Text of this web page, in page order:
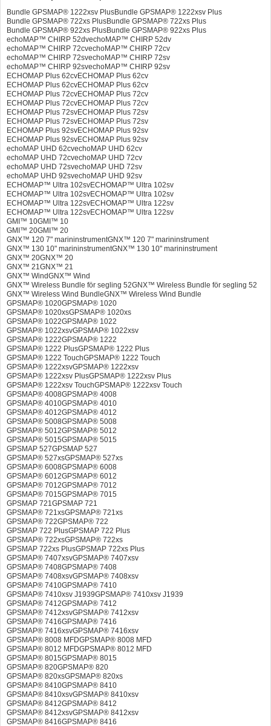
Bundle GPSMAP® 1222xsv PlusBundle GPSMAP® 1222xsv Plus
Bundle GPSMAP® 722xs PlusBundle GPSMAP® 722xs Plus
Bundle GPSMAP® 922xs PlusBundle GPSMAP® 922xs Plus
echoMAP™ CHIRP 52dvechoMAP™ CHIRP 52dv
echoMAP™ CHIRP 72cvechoMAP™ CHIRP 72cv
echoMAP™ CHIRP 72svechoMAP™ CHIRP 72sv
echoMAP™ CHIRP 92svechoMAP™ CHIRP 92sv
ECHOMAP Plus 62cvECHOMAP Plus 62cv
ECHOMAP Plus 62cvECHOMAP Plus 62cv
ECHOMAP Plus 72cvECHOMAP Plus 72cv
ECHOMAP Plus 72cvECHOMAP Plus 72cv
ECHOMAP Plus 72svECHOMAP Plus 72sv
ECHOMAP Plus 72svECHOMAP Plus 72sv
ECHOMAP Plus 92svECHOMAP Plus 92sv
ECHOMAP Plus 92svECHOMAP Plus 92sv
echoMAP UHD 62cvechoMAP UHD 62cv
echoMAP UHD 72cvechoMAP UHD 72cv
echoMAP UHD 72svechoMAP UHD 72sv
echoMAP UHD 92svechoMAP UHD 92sv
ECHOMAP™ Ultra 102svECHOMAP™ Ultra 102sv
ECHOMAP™ Ultra 102svECHOMAP™ Ultra 102sv
ECHOMAP™ Ultra 122svECHOMAP™ Ultra 122sv
ECHOMAP™ Ultra 122svECHOMAP™ Ultra 122sv
GMI™ 10GMI™ 10
GMI™ 20GMI™ 20
GNX™ 120 7" marininstrumentGNX™ 120 7" marininstrument
GNX™ 130 10" marininstrumentGNX™ 130 10" marininstrument
GNX™ 20GNX™ 20
GNX™ 21GNX™ 21
GNX™ WindGNX™ Wind
GNX™ Wireless Bundle för segling 52GNX™ Wireless Bundle för segling 52
GNX™ Wireless Wind BundleGNX™ Wireless Wind Bundle
GPSMAP® 1020GPSMAP® 1020
GPSMAP® 1020xsGPSMAP® 1020xs
GPSMAP® 1022GPSMAP® 1022
GPSMAP® 1022xsvGPSMAP® 1022xsv
GPSMAP® 1222GPSMAP® 1222
GPSMAP® 1222 PlusGPSMAP® 1222 Plus
GPSMAP® 1222 TouchGPSMAP® 1222 Touch
GPSMAP® 1222xsvGPSMAP® 1222xsv
GPSMAP® 1222xsv PlusGPSMAP® 1222xsv Plus
GPSMAP® 1222xsv TouchGPSMAP® 1222xsv Touch
GPSMAP® 4008GPSMAP® 4008
GPSMAP® 4010GPSMAP® 4010
GPSMAP® 4012GPSMAP® 4012
GPSMAP® 5008GPSMAP® 5008
GPSMAP® 5012GPSMAP® 5012
GPSMAP® 5015GPSMAP® 5015
GPSMAP 527GPSMAP 527
GPSMAP® 527xsGPSMAP® 527xs
GPSMAP® 6008GPSMAP® 6008
GPSMAP® 6012GPSMAP® 6012
GPSMAP® 7012GPSMAP® 7012
GPSMAP® 7015GPSMAP® 7015
GPSMAP 721GPSMAP 721
GPSMAP® 721xsGPSMAP® 721xs
GPSMAP® 722GPSMAP® 722
GPSMAP 722 PlusGPSMAP 722 Plus
GPSMAP® 722xsGPSMAP® 722xs
GPSMAP 722xs PlusGPSMAP 722xs Plus
GPSMAP® 7407xsvGPSMAP® 7407xsv
GPSMAP® 7408GPSMAP® 7408
GPSMAP® 7408xsvGPSMAP® 7408xsv
GPSMAP® 7410GPSMAP® 7410
GPSMAP® 7410xsv J1939GPSMAP® 7410xsv J1939
GPSMAP® 7412GPSMAP® 7412
GPSMAP® 7412xsvGPSMAP® 7412xsv
GPSMAP® 7416GPSMAP® 7416
GPSMAP® 7416xsvGPSMAP® 7416xsv
GPSMAP® 8008 MFDGPSMAP® 8008 MFD
GPSMAP® 8012 MFDGPSMAP® 8012 MFD
GPSMAP® 8015GPSMAP® 8015
GPSMAP® 820GPSMAP® 820
GPSMAP® 820xsGPSMAP® 820xs
GPSMAP® 8410GPSMAP® 8410
GPSMAP® 8410xsvGPSMAP® 8410xsv
GPSMAP® 8412GPSMAP® 8412
GPSMAP® 8412xsvGPSMAP® 8412xsv
GPSMAP® 8416GPSMAP® 8416